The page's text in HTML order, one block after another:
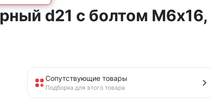
d21 с болтом М6х16,
Сопутствующие товары
Подборка для этого товара